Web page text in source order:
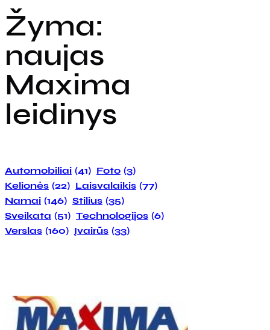
Žyma:
naujas
Maxima
leidinys
Automobiliai (41) Foto (3)
Kelionės (22) Laisvalaikis (77)
Namai (146) Stilius (35)
Sveikata (51) Technologijos (6)
Verslas (160) Įvairūs (33)